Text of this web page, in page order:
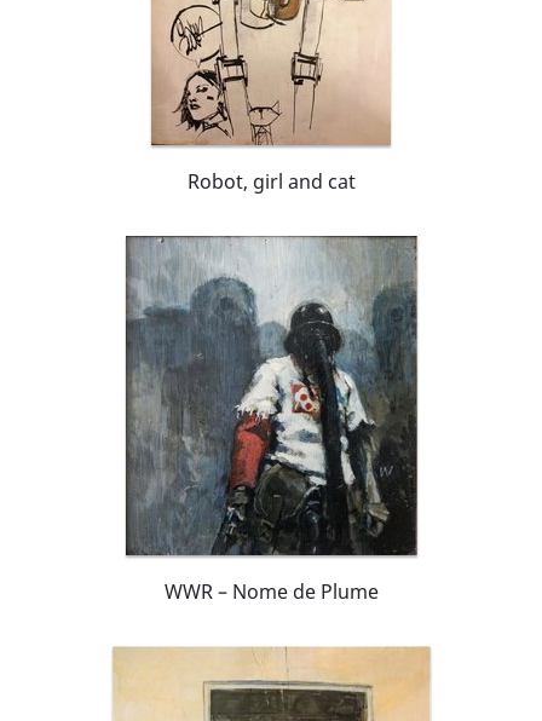
Robot, girl and cat
WWR – Nome de Plume